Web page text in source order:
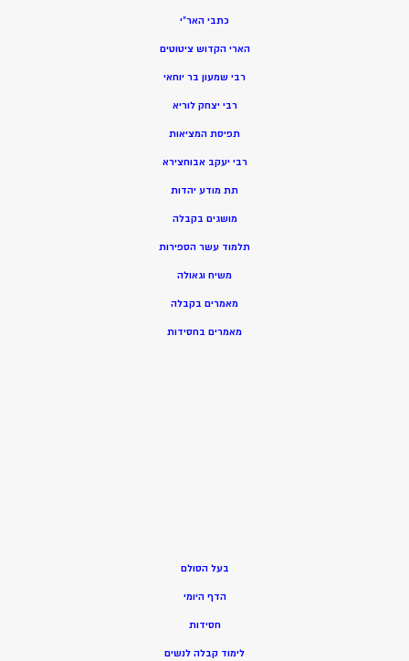
כתבי האר”י
הארי הקדוש ציטוטים
רבי שמעון בר יוחאי
רבי יצחק לוריא
תפיסת המציאות
רבי יעקב אבוחצירא
תת מודע יהדות
מושגים בקבלה
תלמוד עשר הספירות
משיח וגאולה
מאמרים בקבלה
מאמרים בחסידות
בעל הסולם
הדף היומי
חסידות
לימוד קבלה לנשים